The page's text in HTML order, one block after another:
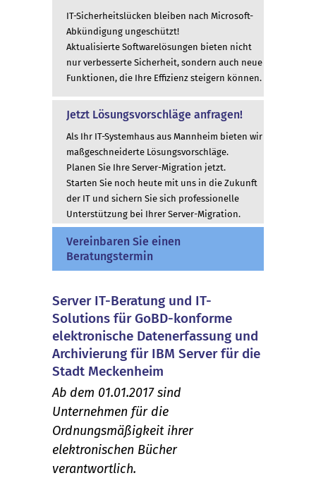
IT-Sicherheitslücken bleiben nach Microsoft-
Abkündigung ungeschützt!
Aktualisierte Softwarelösungen bieten nicht
nur verbesserte Sicherheit, sondern auch neue
Funktionen, die Ihre Effizienz steigern können.
Jetzt Lösungsvorschläge anfragen!
Als Ihr IT-Systemhaus aus Mannheim bieten wir
maßgeschneiderte Lösungsvorschläge.
Planen Sie Ihre Server-Migration jetzt.
Starten Sie noch heute mit uns in die Zukunft
der IT und sichern Sie sich professionelle
Unterstützung bei Ihrer Server-Migration.
Vereinbaren Sie einen
Beratungstermin
Server IT-Beratung und IT-
Solutions für GoBD-konforme
elektronische Datenerfassung und
Archivierung für IBM Server für die
Stadt Meckenheim
Ab dem 01.01.2017 sind
Unternehmen für die
Ordnungsmäßigkeit ihrer
elektronischen Bücher
verantwortlich.